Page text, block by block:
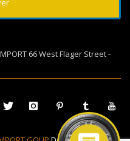
66 West Flager Street -